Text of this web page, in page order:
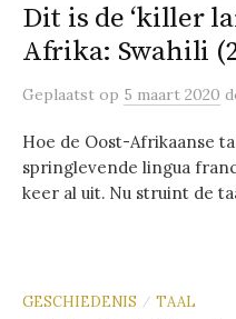
Dit is de ‘killer
Afrika: Swahili
Geplaatst op 5 maart 2020
Hoe de Oost-Afrikaanse
springlevende lingua
keer al uit. Nu struint de
GESCHIEDENIS / TAAL